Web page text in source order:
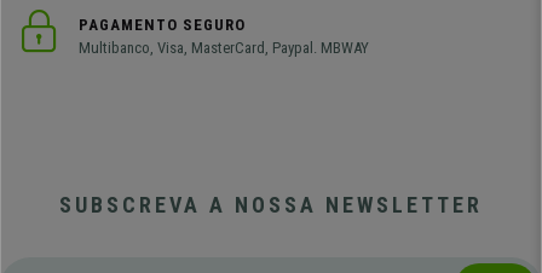
PAGAMENTO SEGURO
Multibanco, Visa, MasterCard, Paypal. MBWAY
SUBSCREVA A NOSSA NEWSLETTER